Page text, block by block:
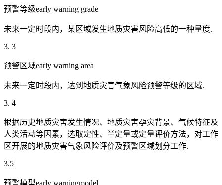
预警等级early warning grade
未来一定时段内，某区域发生地质灾害风险高低的一种量度.
3. 3
预警区域early warning area
未来一定时段内，达到地质灾害气象风险预警等级的区域.
3. 4
根据历史地质灾害发生情况、地质灾害孕灾背景、气候特征及
人类活动等因素，选取定性、半定量或定量评价方法，对工作
区开展的地质灾害气象风险评价及预警区域划分工作.
3.5
预警模型early warningmodel